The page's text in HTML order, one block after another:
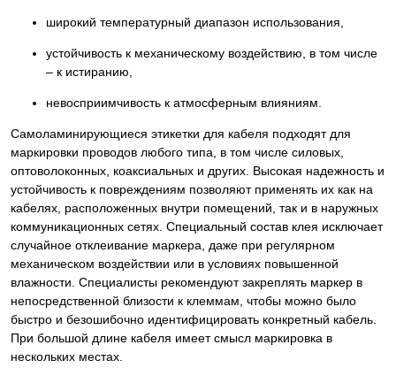
широкий температурный диапазон использования,
устойчивость к механическому воздействию, в том числе
– к истиранию,
невосприимчивость к атмосферным влияниям.
Самоламинирующиеся этикетки для кабеля подходят для
маркировки проводов любого типа, в том числе силовых,
оптоволоконных, коаксиальных и других. Высокая надежность и
устойчивость к повреждениям позволяют применять их как на
кабелях, расположенных внутри помещений, так и в наружных
коммуникационных сетях. Специальный состав клея исключает
случайное отклеивание маркера, даже при регулярном
механическом воздействии или в условиях повышенной
влажности. Специалисты рекомендуют закреплять маркер в
непосредственной близости к клеммам, чтобы можно было
быстро и безошибочно идентифицировать конкретный кабель.
При большой длине кабеля имеет смысл маркировка в
нескольких местах.